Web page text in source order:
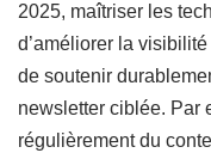
2025, maîtriser les
d’améliorer la
de soutenir
newsletter ciblée. Par
régulièrement du